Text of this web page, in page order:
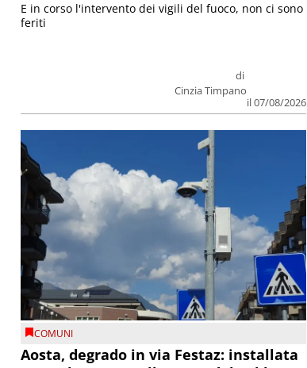
di
Cinzia Timpano
il 07/08/2026
E in corso l'intervento dei vigili del fuoco, non ci sono
feriti
COMUNI
Aosta, degrado in via Festaz: installata